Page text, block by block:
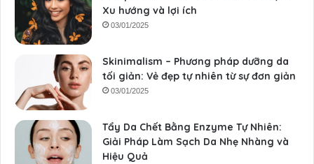
Xu hướng và lợi ích
03/01/2025
Skinimalism – Phương pháp dưỡng da
tối giản: Vẻ đẹp tự nhiên từ sự đơn giản
03/01/2025
Tẩy Da Chết Bằng Enzyme Tự Nhiên:
Giải Pháp Làm Sạch Da Nhẹ Nhàng và
Hiệu Quả